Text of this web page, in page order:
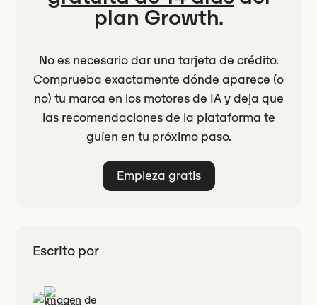
plan Growth.
No es necesario dar una tarjeta de crédito.
Comprueba exactamente dónde aparece (o
no) tu marca en los motores de IA y deja que
las recomendaciones de la plataforma te
guíen en tu próximo paso.
Empieza gratis
Escrito por